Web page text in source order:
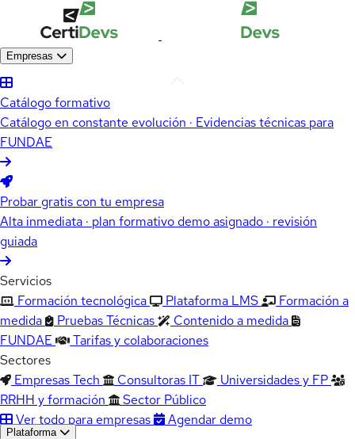
Empresas
Catálogo formativo
Catálogo en constante evolución · Evidencias técnicas para
FUNDAE
Probar gratis con tu empresa
Alta inmediata · plan formativo demo asignado · revisión
guiada
Servicios
Formación tecnológica
Plataforma LMS
Formación a
medida
Pruebas Técnicas
Contenido a medida
FUNDAE
Tarifas y colaboraciones
Sectores
Empresas Tech
Consultoras IT
Universidades y FP
RRHH y formación
Sector Público
Ver todo para empresas
Agendar demo
Plataforma